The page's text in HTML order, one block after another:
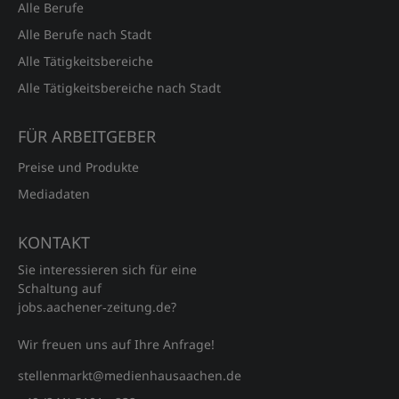
Alle Berufe
Alle Berufe nach Stadt
Alle Tätigkeitsbereiche
Alle Tätigkeitsbereiche nach Stadt
FÜR ARBEITGEBER
Preise und Produkte
Mediadaten
KONTAKT
Sie interessieren sich für eine
Schaltung auf
jobs.aachener‑zeitung.de?
Wir freuen uns auf Ihre Anfrage!
stellenmarkt@medienhausaachen.de